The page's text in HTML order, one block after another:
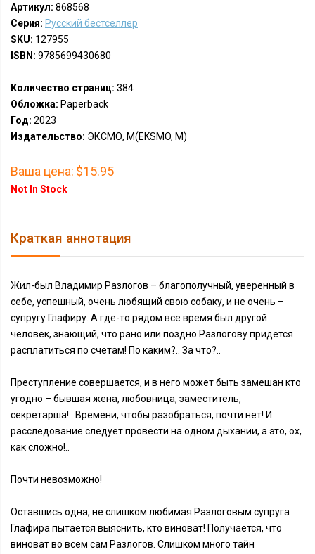
Артикул: 868568
Серия: Русский бестселлер
SKU: 127955
ISBN: 9785699430680
Количество страниц: 384
Обложка: Paperback
Год: 2023
Издательство: ЭКСМО, М(EKSMO, M)
Ваша цена: $15.95
Not In Stock
Краткая аннотация
Жил-был Владимир Разлогов – благополучный, уверенный в
себе, успешный, очень любящий свою собаку, и не очень –
супругу Глафиру. А где-то рядом все время был другой
человек, знающий, что рано или поздно Разлогову придется
расплатиться по счетам! По каким?.. За что?..
Преступление совершается, и в него может быть замешан кто
угодно – бывшая жена, любовница, заместитель,
секретарша!.. Времени, чтобы разобраться, почти нет! И
расследование следует провести на одном дыхании, а это, ох,
как сложно!..
Почти невозможно!
Оставшись одна, не слишком любимая Разлоговым супруга
Глафира пытается выяснить, кто виноват! Получается, что
виноват во всем сам Разлогов. Слишком много тайн